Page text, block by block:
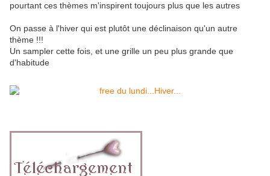
pourtant ces thèmes m'inspirent toujours plus que les autres
On passe à l'hiver qui est plutôt une déclinaison qu'un autre
thème !!!
Un sampler cette fois, et une grille un peu plus grande que
d'habitude